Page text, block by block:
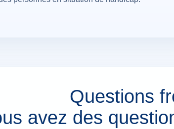
Questions
avez des